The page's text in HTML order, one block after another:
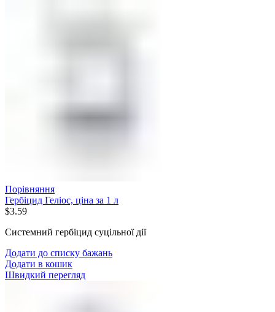
Порівняння
Гербіцид Геліос, ціна за 1 л
$3.59
Системний гербіцид суцільної дії
Додати до списку бажань
Додати в кошик
Швидкий перегляд